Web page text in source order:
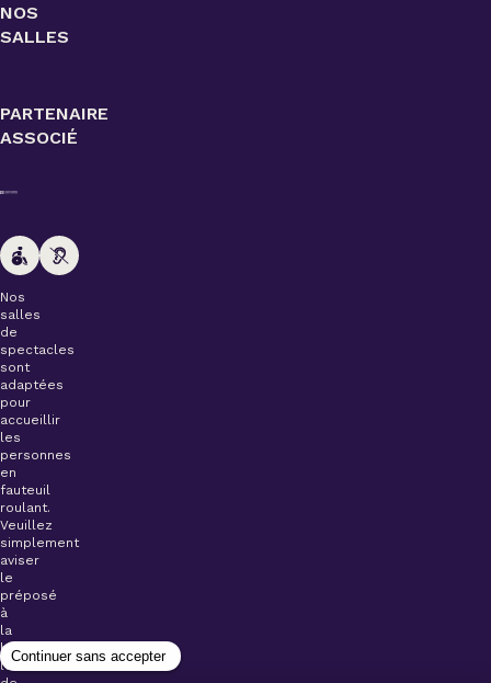
NOS
SALLES
PARTENAIRE
ASSOCIÉ
Nos
salles
de
spectacles
sont
adaptées
pour
accueillir
les
personnes
en
fauteuil
roulant.
Veuillez
simplement
aviser
le
préposé
à
la
billetterie
lors